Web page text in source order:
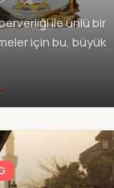
ile ünlü bir
için bu, büyük